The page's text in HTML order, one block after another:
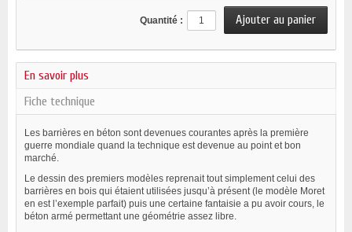
Quantité :
En savoir plus
Fiche technique
Les barrières en béton sont devenues courantes après la première
guerre mondiale quand la technique est devenue au point et bon
marché.
Le dessin des premiers modèles reprenait tout simplement celui des
barrières en bois qui étaient utilisées jusqu’à présent (le modèle Moret
en est l’exemple parfait) puis une certaine fantaisie a pu avoir cours, le
béton armé permettant une géométrie assez libre.